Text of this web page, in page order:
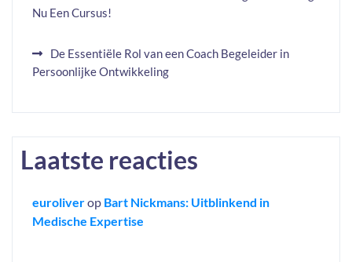
Nu Een Cursus!
De Essentiële Rol van een Coach Begeleider in
Persoonlijke Ontwikkeling
Laatste reacties
euroliverop Bart Nickmans: Uitblinkend in
Medische Expertise